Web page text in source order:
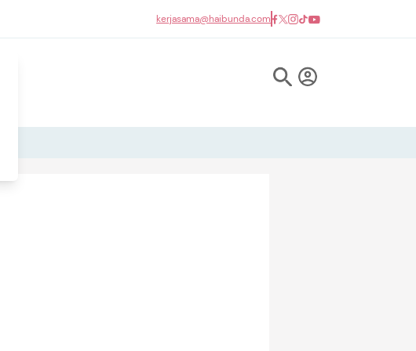
kerjasama@haibunda.com